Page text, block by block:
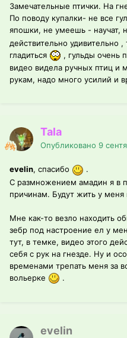
Замечательные птички. На
По поводу купалки- не все
япошки, не умеешь - научат,
действительно удивительно ,
гладиться
, гульды очень
видео видела ручных птиц и
рукам, надо много усилий и
Tala
Опубликовано 9
evelin, спасибо
.
С размножением амадин я в
причинам. Будут жить у
Мне как-то везло находить
зебр под настроение ел у
тут, в темке, видео этого
себя с рук на гнезде. Ну и
временами трепать меня за
вольерке
.
evelin